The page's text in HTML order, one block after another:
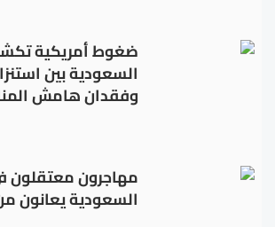
ضغوط أمريكية
السعودية بين
وفقدان هامش
مهاجرون
السعودية يعانون